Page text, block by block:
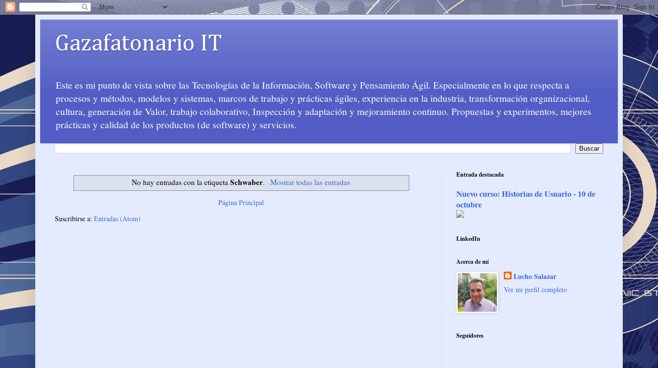
Gazafatonario IT
Este es mi punto de vista sobre las Tecnologías de la Información, Software y Pensamiento Ágil. Especialmente en lo que respecta a
procesos y métodos, modelos y sistemas, marcos de trabajo y prácticas ágiles, experiencia en la industria, transformación organizacional,
cultura, generación de Valor, trabajo colaborativo, Inspección y adaptación y mejoramiento continuo. Propuestas y experimentos, mejores
prácticas y calidad de los productos (de software) y servicios.
No hay entradas con la etiquetaSchwaber. Mostrar todas las entradas
Página Principal
Suscribirse a: Entradas (Atom)
Entrada destacada
Nuevo curso: Historias de Usuario - 10 de
octubre
LinkedIn
Acerca de mí
Lucho Salazar
Ver mi perfil completo
Seguidores